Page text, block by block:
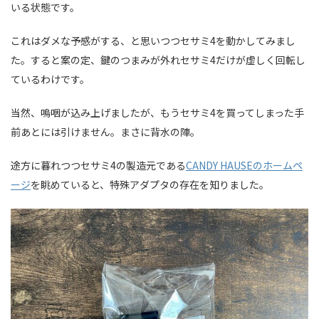
いる状態です。
これはダメな予感がする、と思いつつセサミ4を動かしてみまし
た。すると案の定、鍵のつまみが外れセサミ4だけが虚しく回転し
ているわけです。
当然、嗚咽が込み上げましたが、もうセサミ4を買ってしまった手
前あとには引けません。まさに背水の陣。
途方に暮れつつセサミ4の製造元であるCANDY HAUSEのホームペ
ージを眺めていると、特殊アダプタの存在を知りました。